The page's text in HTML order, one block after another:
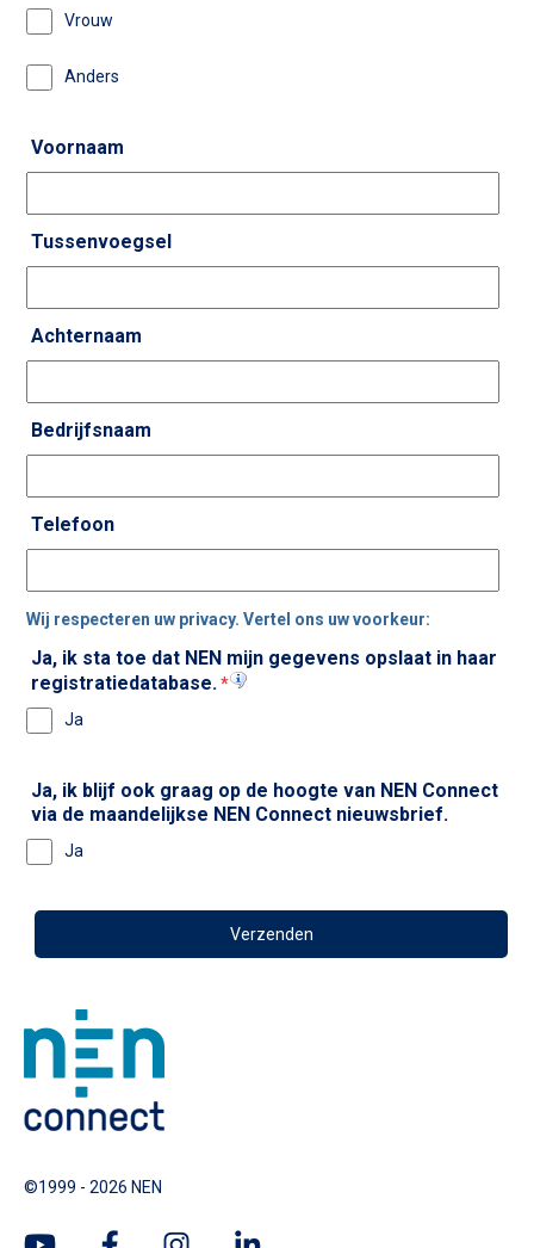
Vrouw
Anders
Voornaam
Tussenvoegsel
Achternaam
Bedrijfsnaam
Telefoon
Wij respecteren uw privacy. Vertel ons uw voorkeur:
Ja, ik sta toe dat NEN mijn gegevens opslaat in haar
registratiedatabase.*
Ja
Ja, ik blijf ook graag op de hoogte van NEN Connect
via de maandelijkse NEN Connect nieuwsbrief.
Ja
©1999 - 2026 NEN